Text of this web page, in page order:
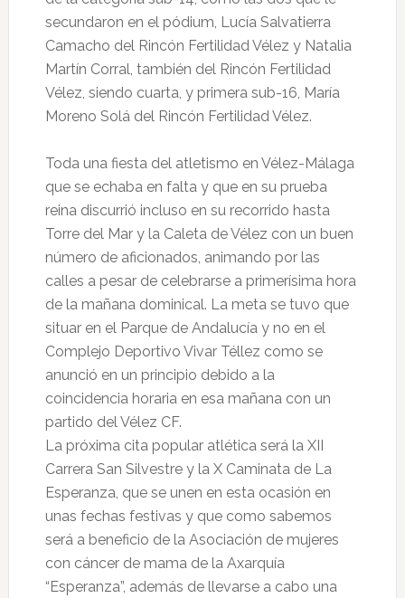
secundaron en el pódium, Lucía Salvatierra
Camacho del Rincón Fertilidad Vélez y Natalia
Martín Corral, también del Rincón Fertilidad
Vélez, siendo cuarta, y primera sub-16, María
Moreno Solá del Rincón Fertilidad Vélez.
Toda una fiesta del atletismo en Vélez-Málaga
que se echaba en falta y que en su prueba
reina discurrió incluso en su recorrido hasta
Torre del Mar y la Caleta de Vélez con un buen
número de aficionados, animando por las
calles a pesar de celebrarse a primerísima hora
de la mañana dominical. La meta se tuvo que
situar en el Parque de Andalucía y no en el
Complejo Deportivo Vivar Téllez como se
anunció en un principio debido a la
coincidencia horaria en esa mañana con un
partido del Vélez CF.
La próxima cita popular atlética será la XII
Carrera San Silvestre y la X Caminata de La
Esperanza, que se unen en esta ocasión en
unas fechas festivas y que como sabemos
será a beneficio de la Asociación de mujeres
con cáncer de mama de la Axarquía
“Esperanza”, además de llevarse a cabo una